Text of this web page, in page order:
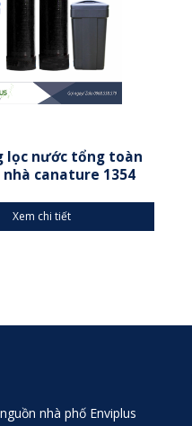
lọc nước tổng toàn
canature 1354
Xem chi tiết
nhà phố Enviplus